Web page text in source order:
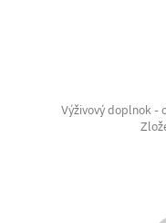
Výživový doplnok -